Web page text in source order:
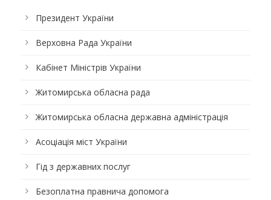
Президент України
Верховна Рада України
Кабінет Міністрів України
Житомирська обласна рада
Житомирська обласна державна адміністрація
Асоціація міст України
Гід з державних послуг
Безоплатна правнича допомога